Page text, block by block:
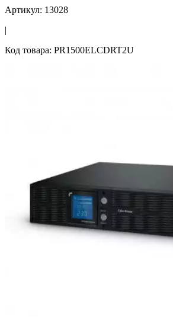
Артикул: 13028
|
Код товара: PR1500ELCDRT2U